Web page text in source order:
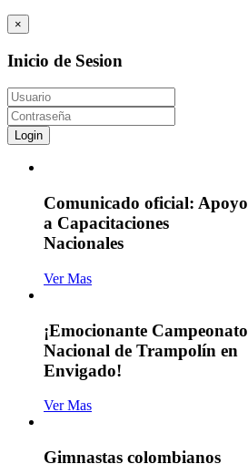
×
Inicio de Sesion
Login
Comunicado oficial: Apoyo
a Capacitaciones
Nacionales
Ver Mas
¡Emocionante Campeonato
Nacional de Trampolín en
Envigado!
Ver Mas
Gimnastas colombianos